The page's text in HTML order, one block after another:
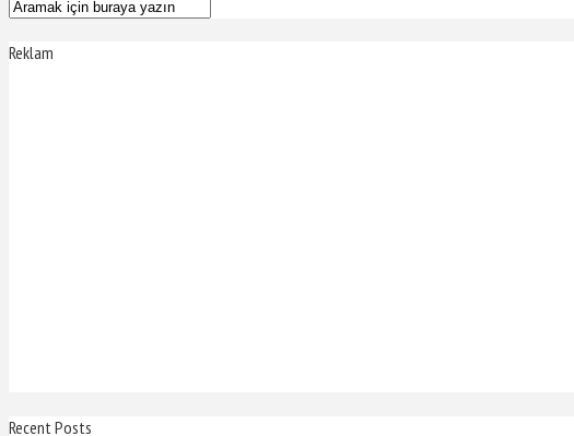
Reklam
Recent Posts